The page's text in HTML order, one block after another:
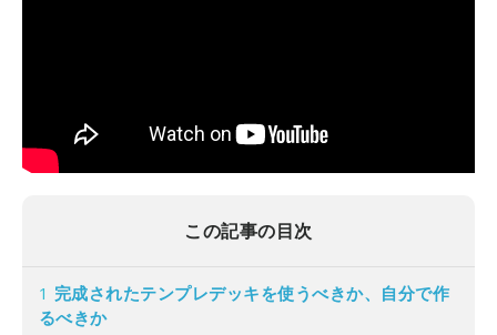
この記事の目次
1 完成されたテンプレデッキを使うべきか、自分で作
るべきか